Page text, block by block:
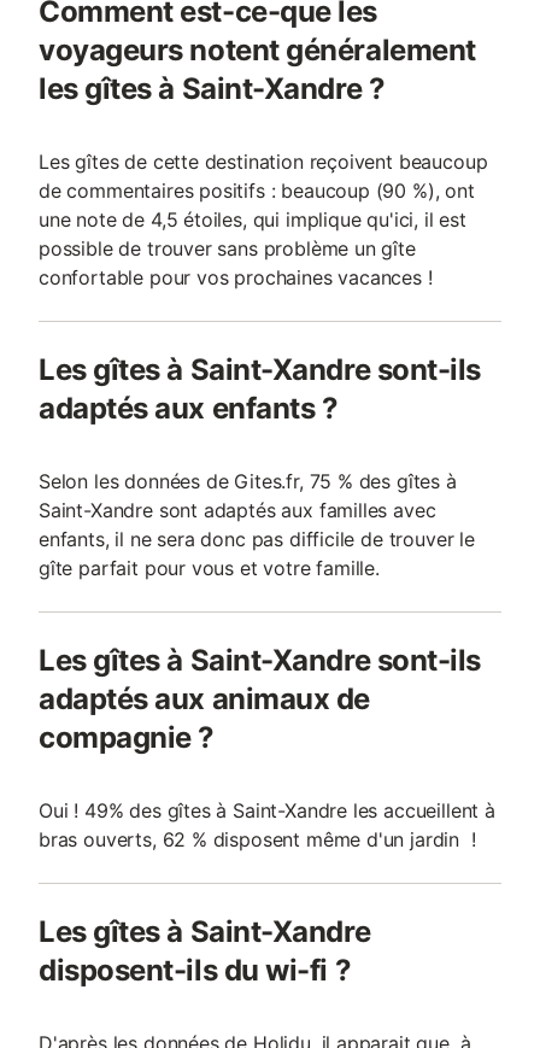
Comment est-ce-que les
voyageurs notent généralement
les gîtes à Saint-Xandre ?
Les gîtes de cette destination reçoivent beaucoup
de commentaires positifs : beaucoup (90 %), ont
une note de 4,5 étoiles, qui implique qu'ici, il est
possible de trouver sans problème un gîte
confortable pour vos prochaines vacances !
Les gîtes à Saint-Xandre sont-ils
adaptés aux enfants ?
Selon les données de Gites.fr, 75 % des gîtes à
Saint-Xandre sont adaptés aux familles avec
enfants, il ne sera donc pas difficile de trouver le
gîte parfait pour vous et votre famille.
Les gîtes à Saint-Xandre sont-ils
adaptés aux animaux de
compagnie ?
Oui ! 49% des gîtes à Saint-Xandre les accueillent à
bras ouverts, 62 % disposent même d'un jardin !
Les gîtes à Saint-Xandre
disposent-ils du wi-fi ?
D'après les données de Holidu, il apparait que, à